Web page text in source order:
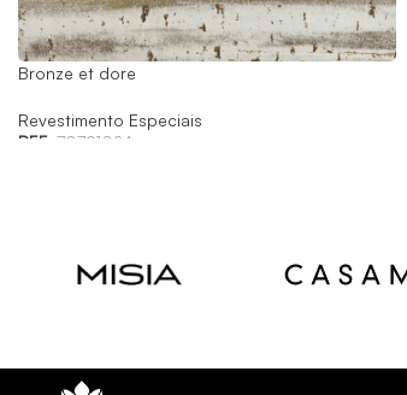
Bronze et dore
Revestimento Especiais
REF: 70791024
Read
Read